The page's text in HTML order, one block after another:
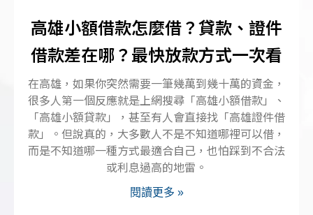
高雄小額借款怎麼借？貸款、證件
借款差在哪？最快放款方式一次看
在高雄，如果你突然需要一筆幾萬到幾十萬的資金，
很多人第一個反應就是上網搜尋「高雄小額借款」、
「高雄小額貸款」，甚至有人會直接找「高雄證件借
款」。但說真的，大多數人不是不知道哪裡可以借，
而是不知道哪一種方式最適合自己，也怕踩到不合法
或利息過高的地雷。
閱讀更多 »